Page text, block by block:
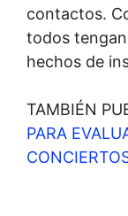
contactos.
todos
hechos de
TAMBIÉN
PARA